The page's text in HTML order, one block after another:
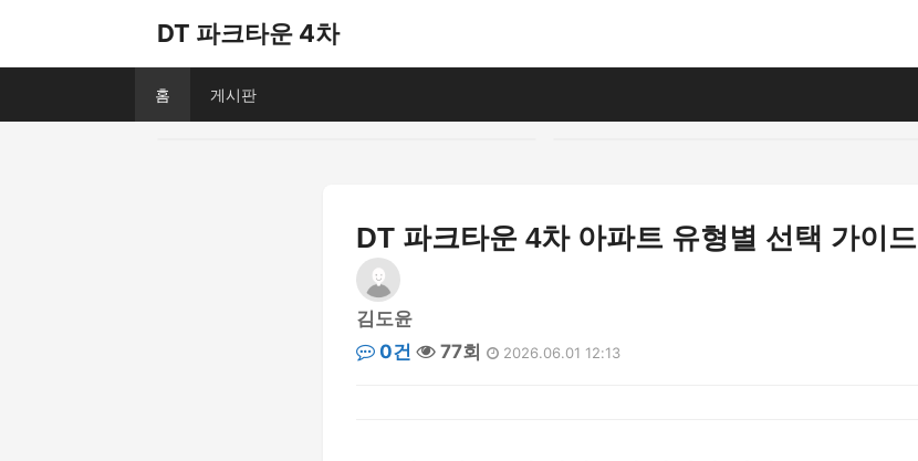
DT 파크타운 4차
홈 게시판
DT 파크타운 4차 아파트 유형별 선택 가이드
김도윤
0건
77회 2026.06.01 12:13